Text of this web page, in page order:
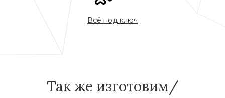
Всё под ключ
Так же изготовим/